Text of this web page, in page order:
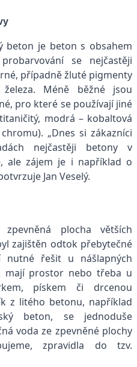
beton je beton s obsahem
se nejčastěji
případně žluté pigmenty
Méně běžné jsou
pro které se používají jiné
modrá – kobaltová
„Dnes si zákazníci
nejčastěji betony v
ale zájem je i například o
Jan Veselý.
plocha větších
zajištěn odtok přebytečné
nutné řešit u nášlapných
mají prostor nebo třeba u
pískem či drcenou
z litého betonu, například
beton, se jednoduše
voda ze zpevněné plochy
zpravidla do tzv.